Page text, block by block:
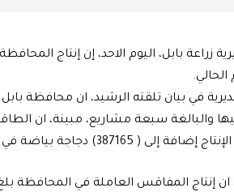
زراعة بابل، اليوم الاحد، إن إنتاج
الحالي.
( 387165) دجاجة بياضة في مرحلة التربية.